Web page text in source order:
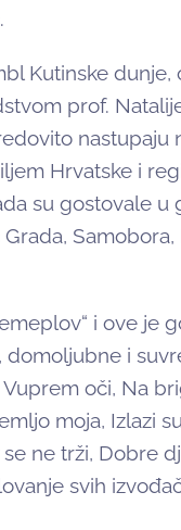
Kutinske
prof.
nastupaju
Hrvatske i
su gostovale
Grada,
i ove je
domoljubne i
oči, Na
moja, Izlazi
ne trži, Dobre
svih